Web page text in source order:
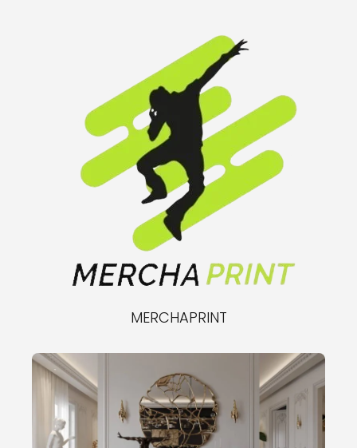
MERCHAPRINT